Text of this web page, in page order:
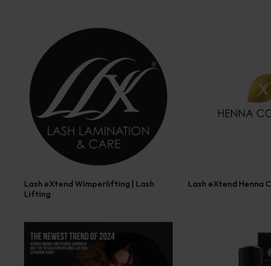
Lash eXtend Wimperlifting | Lash
Lifting
Lash eXtend Henna